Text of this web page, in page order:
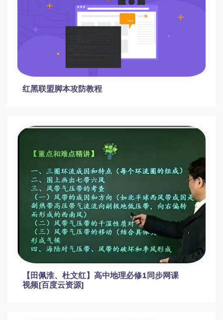
短视频制作与变现全攻略